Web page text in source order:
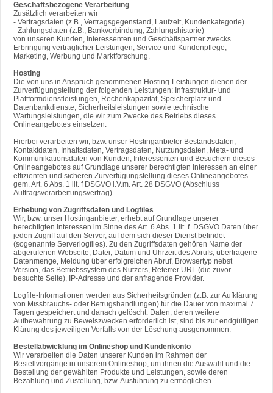
Geschäftsbezogene Verarbeitung
Zusätzlich verarbeiten wir
- Vertragsdaten (z.B., Vertragsgegenstand, Laufzeit, Kundenkategorie).
- Zahlungsdaten (z.B., Bankverbindung, Zahlungshistorie)
von unseren Kunden, Interessenten und Geschäftspartner zwecks
Erbringung vertraglicher Leistungen, Service und Kundenpflege,
Marketing, Werbung und Marktforschung.
Hosting
Die von uns in Anspruch genommenen Hosting-Leistungen dienen der
Zurverfügungstellung der folgenden Leistungen: Infrastruktur- und
Plattformdienstleistungen, Rechenkapazität, Speicherplatz und
Datenbankdienste, Sicherheitsleistungen sowie technische
Wartungsleistungen, die wir zum Zwecke des Betriebs dieses
Onlineangebotes einsetzen.
Hierbei verarbeiten wir, bzw. unser Hostinganbieter Bestandsdaten,
Kontaktdaten, Inhaltsdaten, Vertragsdaten, Nutzungsdaten, Meta- und
Kommunikationsdaten von Kunden, Interessenten und Besuchern dieses
Onlineangebotes auf Grundlage unserer berechtigten Interessen an einer
effizienten und sicheren Zurverfügungstellung dieses Onlineangebotes
gem. Art. 6 Abs. 1 lit. f DSGVO i.V.m. Art. 28 DSGVO (Abschluss
Auftragsverarbeitungsvertrag).
Erhebung von Zugriffsdaten und Logfiles
Wir, bzw. unser Hostinganbieter, erhebt auf Grundlage unserer
berechtigten Interessen im Sinne des Art. 6 Abs. 1 lit. f. DSGVO Daten über
jeden Zugriff auf den Server, auf dem sich dieser Dienst befindet
(sogenannte Serverlogfiles). Zu den Zugriffsdaten gehören Name der
abgerufenen Webseite, Datei, Datum und Uhrzeit des Abrufs, übertragene
Datenmenge, Meldung über erfolgreichen Abruf, Browsertyp nebst
Version, das Betriebssystem des Nutzers, Referrer URL (die zuvor
besuchte Seite), IP-Adresse und der anfragende Provider.
Logfile-Informationen werden aus Sicherheitsgründen (z.B. zur Aufklärung
von Missbrauchs- oder Betrugshandlungen) für die Dauer von maximal 7
Tagen gespeichert und danach gelöscht. Daten, deren weitere
Aufbewahrung zu Beweiszwecken erforderlich ist, sind bis zur endgültigen
Klärung des jeweiligen Vorfalls von der Löschung ausgenommen.
Bestellabwicklung im Onlineshop und Kundenkonto
Wir verarbeiten die Daten unserer Kunden im Rahmen der
Bestellvorgänge in unserem Onlineshop, um ihnen die Auswahl und die
Bestellung der gewählten Produkte und Leistungen, sowie deren
Bezahlung und Zustellung, bzw. Ausführung zu ermöglichen.